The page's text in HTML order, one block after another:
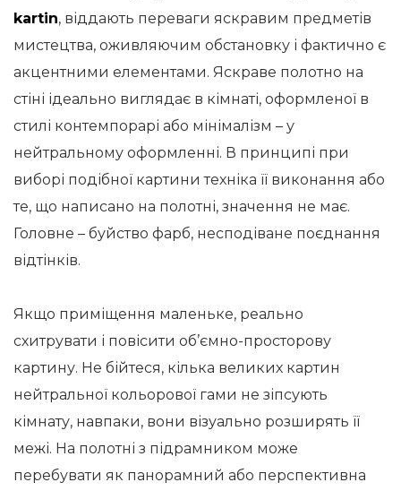
kartin, віддають переваги яскравим предметів
мистецтва, оживляючим обстановку і фактично є
акцентними елементами. Яскраве полотно на
стіні ідеально виглядає в кімнаті, оформленої в
стилі контемпорарі або мінімалізм – у
нейтральному оформленні. В принципі при
виборі подібної картини техніка її виконання або
те, що написано на полотні, значення не має.
Головне – буйство фарб, несподіване поєднання
відтінків.
Якщо приміщення маленьке, реально
схитрувати і повісити об’ємно-просторову
картину. Не бійтеся, кілька великих картин
нейтральної кольорової гами не зіпсують
кімнату, навпаки, вони візуально розширять її
межі. На полотні з підрамником може
перебувати як панорамний або перспективна